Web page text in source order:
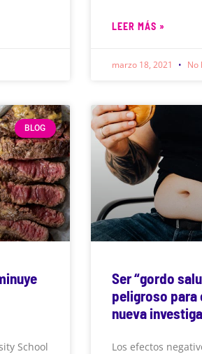
LEER MÁS »
marzo 18, 2021 No
BLOG
School
Ser “gordo
peligroso para
nueva
Los efectos